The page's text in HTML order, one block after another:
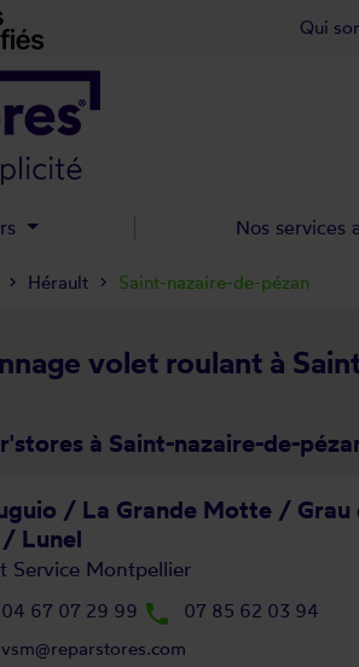
volet roulant à
à Saint-nazaire-de-
/ La Grande Motte / Grau
Lunel
Service Montpellier
04 67 07 29 99 local_phone 07 85 62 03 94
vsm@reparstores.com
Hérault Saint-nazaire-de-pézan
Qui
Nos services